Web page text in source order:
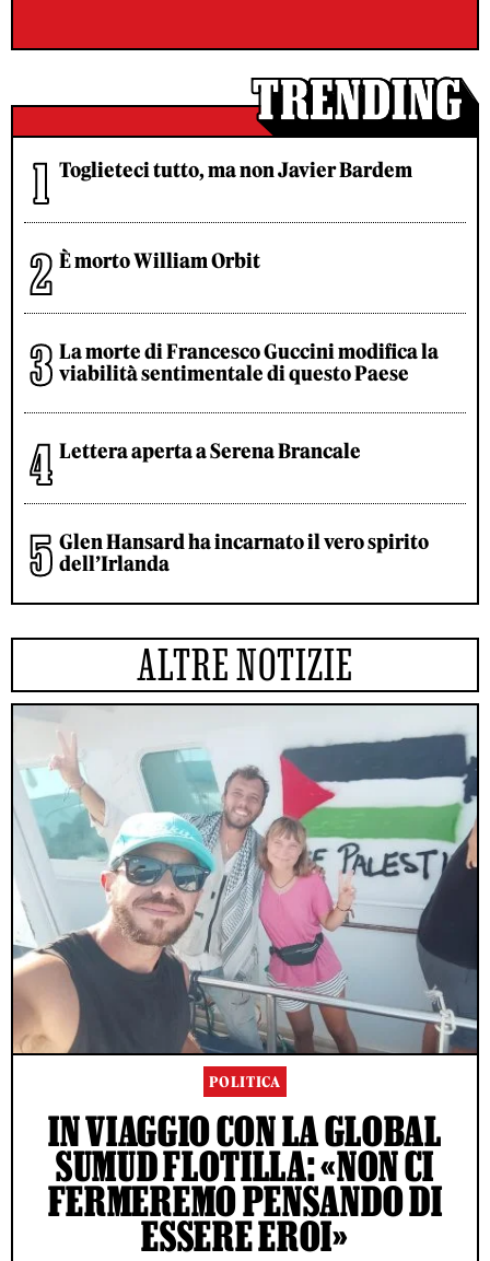
Toglieteci tutto, ma non Javier Bardem
È morto William Orbit
La morte di Francesco Guccini modifica la
viabilità sentimentale di questo Paese
Lettera aperta a Serena Brancale
Glen Hansard ha incarnato il vero spirito
dell’Irlanda
ALTRE NOTIZIE
POLITICA
IN VIAGGIO CON LA GLOBAL
SUMUD FLOTILLA: «NON CI
FERMEREMO PENSANDO DI
ESSERE EROI»